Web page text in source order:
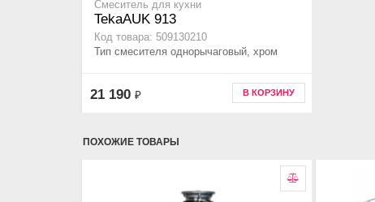
Смеситель для кухни
TekaAUK 913
Код товара: 509130210
Тип смесителя однорычаговый, хром
21 190 ₽ В КОРЗИНУ
ПОХОЖИЕ ТОВАРЫ